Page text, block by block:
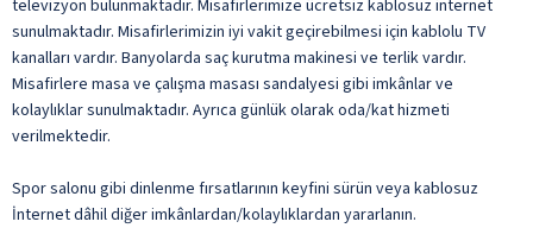
televizyon bulunmaktadır. Misafirlerimize ücretsiz kablosuz internet
sunulmaktadır. Misafirlerimizin iyi vakit geçirebilmesi için kablolu TV
kanalları vardır. Banyolarda saç kurutma makinesi ve terlik vardır.
Misafirlere masa ve çalışma masası sandalyesi gibi imkânlar ve
kolaylıklar sunulmaktadır. Ayrıca günlük olarak oda/kat hizmeti
verilmektedir.
Spor salonu gibi dinlenme fırsatlarının keyfini sürün veya kablosuz
İnternet dâhil diğer imkânlardan/kolaylıklardan yararlanın.